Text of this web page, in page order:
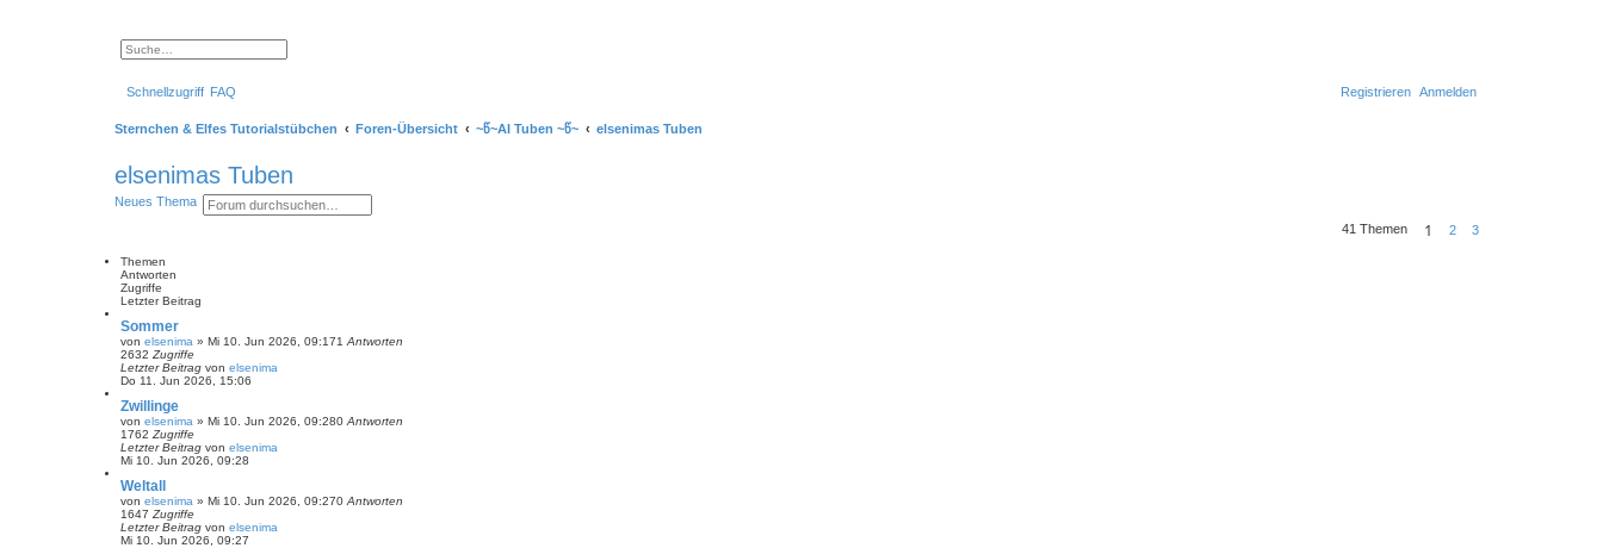
t
e
u
c
Schnellzugriff FAQ Anmelden
Registrieren
Sternchen & Elfes Tutorialstübchen Foren-Übersicht ~წ~AI Tuben ~წ~ elsenimas Tuben
elsenimas Tuben
Neues Thema S
u
E
r
S
c
h
41 Themen 1 2 3
Themen
Antworten
Zugriffe
Letzter Beitrag
Sommer
von elsenima » Mi 10. Jun 2026, 09:171 Antworten
2632 Zugriffe
Letzter Beitrag von elsenima
Do 11. Jun 2026, 15:06
Zwillinge
von elsenima » Mi 10. Jun 2026, 09:280 Antworten
1762 Zugriffe
Letzter Beitrag von elsenima
Mi 10. Jun 2026, 09:28
Weltall
von elsenima » Mi 10. Jun 2026, 09:270 Antworten
1647 Zugriffe
Letzter Beitrag von elsenima
Mi 10. Jun 2026, 09:27